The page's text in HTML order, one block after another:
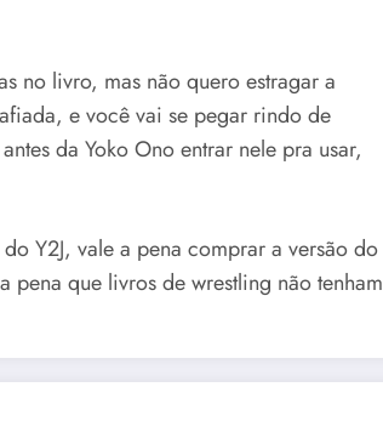
no livro, mas não quero estragar a
e você vai se pegar rindo de
da Yoko Ono entrar nele pra usar,
Y2J, vale a pena comprar a versão do
pena que livros de wrestling não tenham